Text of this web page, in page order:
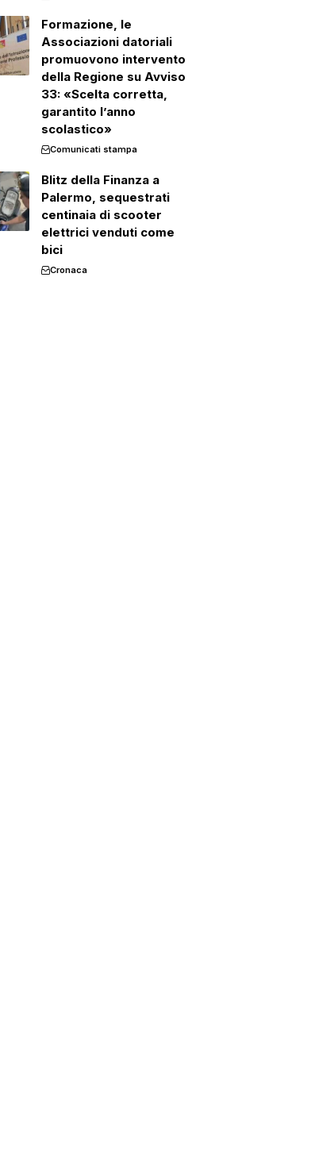
Formazione, le
Associazioni datoriali
promuovono intervento
della Regione su Avviso
33: «Scelta corretta,
garantito l’anno
scolastico»
Comunicati stampa
Blitz della Finanza a
Palermo, sequestrati
centinaia di scooter
elettrici venduti come
bici
Cronaca